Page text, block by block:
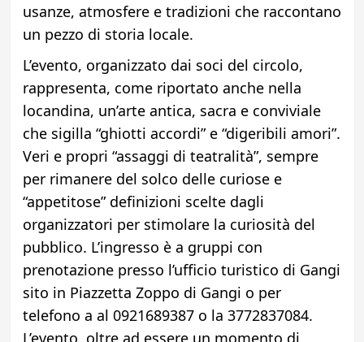
usanze, atmosfere e tradizioni che raccontano
un pezzo di storia locale.
L’evento, organizzato dai soci del circolo,
rappresenta, come riportato anche nella
locandina, un’arte antica, sacra e conviviale
che sigilla “ghiotti accordi” e “digeribili amori”.
Veri e propri “assaggi di teatralità”, sempre
per rimanere del solco delle curiose e
“appetitose” definizioni scelte dagli
organizzatori per stimolare la curiosità del
pubblico. L’ingresso è a gruppi con
prenotazione presso l’ufficio turistico di Gangi
sito in Piazzetta Zoppo di Gangi o per
telefono a al 0921689387 o la 3772837084.
L’evento, oltre ad essere un momento di